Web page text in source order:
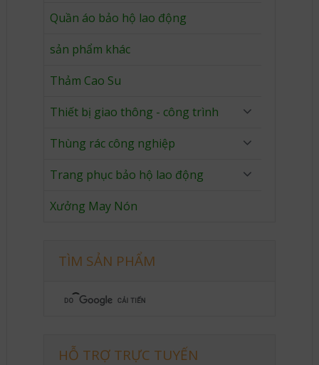
Quần áo bảo hộ lao động
sản phẩm khác
Thảm Cao Su
Thiết bị giao thông - công trình
Thùng rác công nghiệp
Trang phục bảo hộ lao động
Xưởng May Nón
TÌM SẢN PHẨM
HỖ TRỢ TRỰC TUYẾN